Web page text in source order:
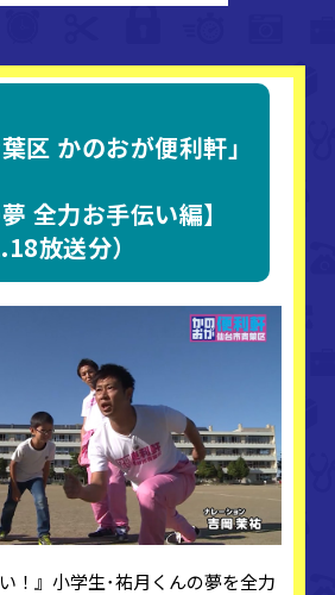
区 かのおが便利軒」
全力お手伝い編】
放送分）
！』小学生･祐月くんの夢を全力